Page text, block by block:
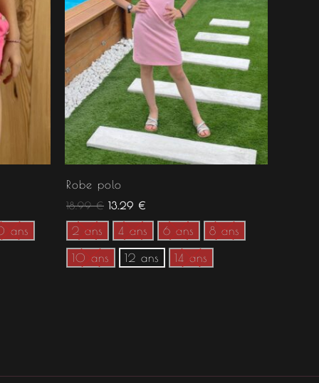
ans
Robe polo
18.99€ 13.29 €
2 ans 4 ans 6 ans 8 ans
10 ans 12 ans 14 ans